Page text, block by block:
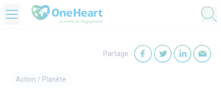
Partage
Action / Planète